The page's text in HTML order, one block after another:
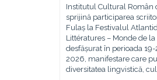
Institutul Cultural Român
sprijină participarea
Fulaș la Festivalul
Littératures – Monde de la
desfășurat în perioada
2026, manifestare care
diversitatea lingvistică,